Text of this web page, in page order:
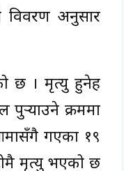
विवरण अनुसार
छ । मृत्यु हुनेहरू
पुर्‍याउने क्रममा
गएका १९
मृत्यु भएको छ